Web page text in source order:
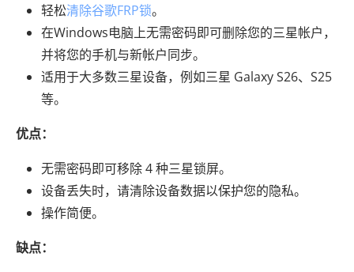
轻松清除谷歌FRP锁。
在Windows电脑上无需密码即可删除您的三星帐户，
并将您的手机与新帐户同步。
适用于大多数三星设备，例如三星 Galaxy S26、S25
等。
优点：
无需密码即可移除 4 种三星锁屏。
设备丢失时，请清除设备数据以保护您的隐私。
操作简便。
缺点：